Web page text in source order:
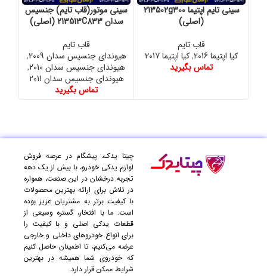
سینی تایم اپتیما 213502g300
(اصلی)
قاب تایم
کیا اپتیما 2016
,کیا اپتیما 2017
تماس بگیرید
سینی موتور(قاب تایم) جنسیس
سدان 213513C833 (اصلی)
قاب تایم
هیوندای جنسیس سدان 2009
,
هیوندای جنسیس سدان 2010
,
هیوندای جنسیس سدان 2011
تماس بگیرید
چیتا یدک، پیشگام در عرصه فروش
لوازم یدکی خودرو، با بیش از یک دهه
تجربه درخشان در این صنعت، همواره
در تلاش برای ارائه بهترین محصولات
با کیفیت برتر به مشتریان عزیز بوده
است. ما با افتخار، گستره وسیعی از
قطعات یدکی اصلی و با کیفیت را
برای انواع خودروهای داخلی و خارجی
عرضه می‌کنیم، تا اطمینان حاصل کنیم
که خودروی شما همیشه در بهترین
شرایط ممکن قرار دارد.